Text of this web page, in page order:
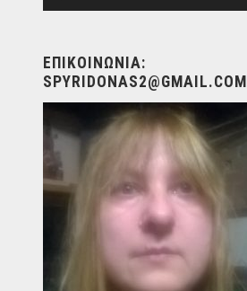
ΕΠΙΚΟΙΝΩΝΙΑ:
SPYRIDONAS2@GMAIL.COM